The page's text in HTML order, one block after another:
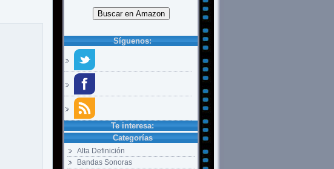
Síguenos:
Te interesa:
Categorías
Alta Definición
Bandas Sonoras